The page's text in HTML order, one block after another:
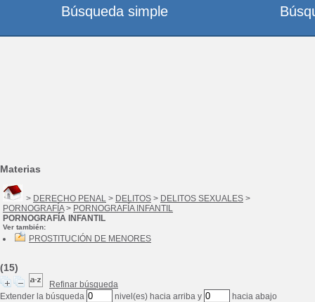
Materias
> DERECHO PENAL > DELITOS > DELITOS SEXUALES >
PORNOGRAFÍA> PORNOGRAFÍA INFANTIL
PORNOGRAFÍA INFANTIL
Ver también:
PROSTITUCIÓN DE MENORES
(15)
Refinar búsqueda
Extender la búsqueda
nivel(es) hacia arriba y hacia abajo
Búsqueda simple